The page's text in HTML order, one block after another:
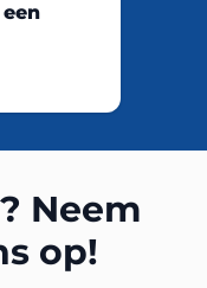
Neem
op!